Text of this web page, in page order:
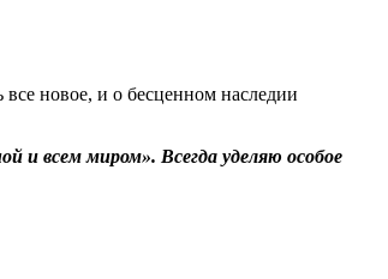
нoвoe, и о бесценном наследии
и всеммиром». Всегда уделяю особое